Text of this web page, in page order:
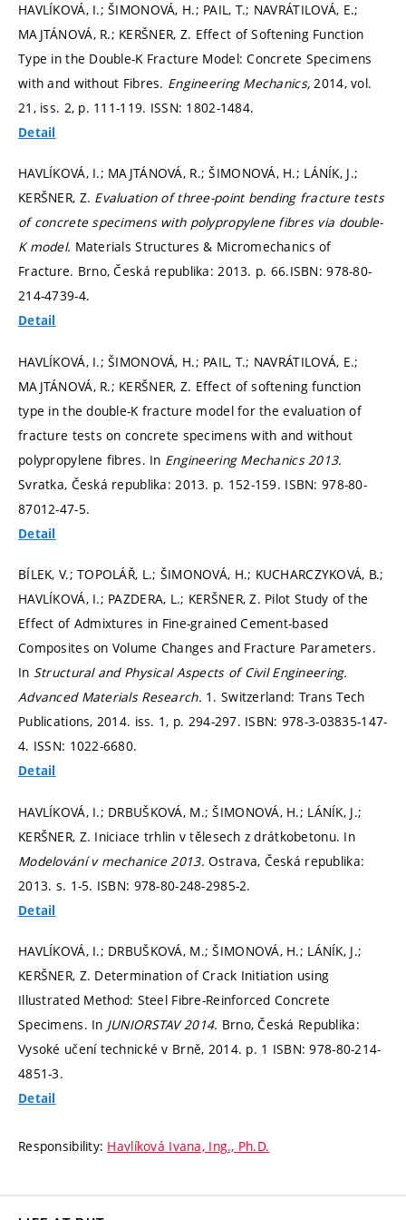
HAVLÍKOVÁ, I.; ŠIMONOVÁ, H.; PAIL, T.; NAVRÁTILOVÁ, E.;
MAJTÁNOVÁ, R.; KERŠNER, Z. Effect of Softening Function
Type in the Double-K Fracture Model: Concrete Specimens
with and without Fibres. Engineering Mechanics, 2014, vol.
21, iss. 2, p. 111-119. ISSN: 1802-1484.
Detail
HAVLÍKOVÁ, I.; MAJTÁNOVÁ, R.; ŠIMONOVÁ, H.; LÁNÍK, J.;
KERŠNER, Z. Evaluation of three-point bending fracture tests
of concrete specimens with polypropylene fibres via double-
K model. Materials Structures & Micromechanics of
Fracture. Brno, Česká republika: 2013. p. 66.ISBN: 978-80-
214-4739-4.
Detail
HAVLÍKOVÁ, I.; ŠIMONOVÁ, H.; PAIL, T.; NAVRÁTILOVÁ, E.;
MAJTÁNOVÁ, R.; KERŠNER, Z. Effect of softening function
type in the double-K fracture model for the evaluation of
fracture tests on concrete specimens with and without
polypropylene fibres. In Engineering Mechanics 2013.
Svratka, Česká republika: 2013. p. 152-159. ISBN: 978-80-
87012-47-5.
Detail
BÍLEK, V.; TOPOLÁŘ, L.; ŠIMONOVÁ, H.; KUCHARCZYKOVÁ, B.;
HAVLÍKOVÁ, I.; PAZDERA, L.; KERŠNER, Z. Pilot Study of the
Effect of Admixtures in Fine-grained Cement-based
Composites on Volume Changes and Fracture Parameters.
In Structural and Physical Aspects of Civil Engineering.
Advanced Materials Research. 1. Switzerland: Trans Tech
Publications, 2014. iss. 1, p. 294-297. ISBN: 978-3-03835-147-
4. ISSN: 1022-6680.
Detail
HAVLÍKOVÁ, I.; DRBUŠKOVÁ, M.; ŠIMONOVÁ, H.; LÁNÍK, J.;
KERŠNER, Z. Iniciace trhlin v tělesech z drátkobetonu. In
Modelování v mechanice 2013.Ostrava, Česká republika:
2013. s. 1-5. ISBN: 978-80-248-2985-2.
Detail
HAVLÍKOVÁ, I.; DRBUŠKOVÁ, M.; ŠIMONOVÁ, H.; LÁNÍK, J.;
KERŠNER, Z. Determination of Crack Initiation using
Illustrated Method: Steel Fibre-Reinforced Concrete
Specimens. In JUNIORSTAV 2014. Brno, Česká Republika:
Vysoké učení technické v Brně, 2014. p. 1 ISBN: 978-80-214-
4851-3.
Detail
Responsibility: Havlíková Ivana, Ing., Ph.D.